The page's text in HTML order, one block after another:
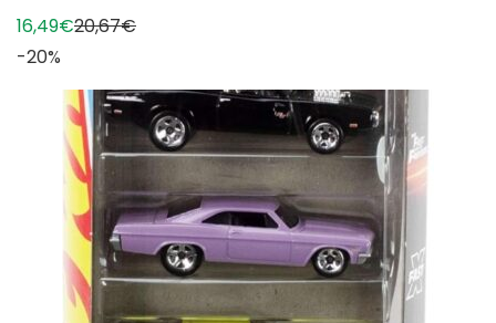
16,49€20,67€
-20%